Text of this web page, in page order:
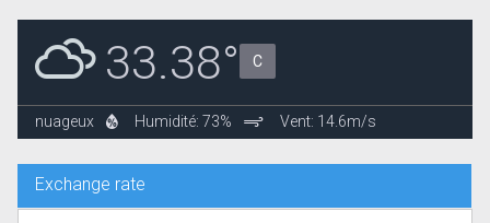
33.38° C
nuageux Humidité: 73% Vent: 14.6m/s
Exchange rate